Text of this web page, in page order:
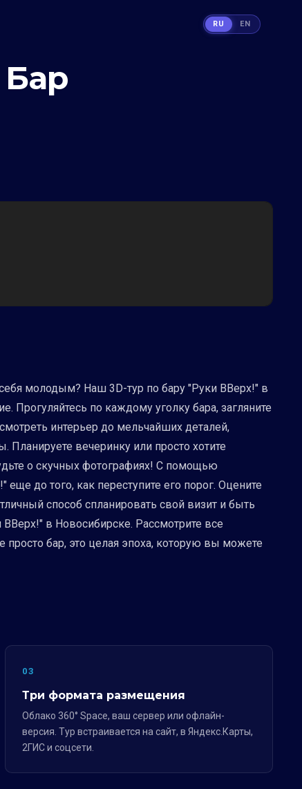
молодым? Наш 3D-тур по бару "Руки ВВерх!" в
Прогуляйтесь по каждому уголку бара, загляните
интерьер до мельчайших деталей,
вечеринку или просто хотите
о скучных фотографиях! С помощью
до того, как переступите его порог. Оцените
способ спланировать свой визит и быть
в Новосибирске. Рассмотрите все
бар, это целая эпоха, которую вы можете
03
Три формата размещения
Облако 360° Space, ваш сервер или офлайн-
версия. Тур встраивается на сайт, в Яндекс.Карты,
2ГИС и соцсети.
RU EN